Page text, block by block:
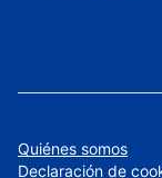
Quiénes somos
Declaración de